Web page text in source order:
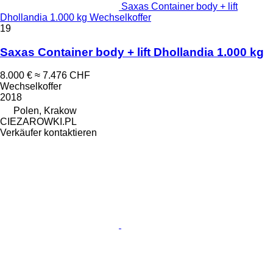
Saxas Container body + lift
Dhollandia 1.000 kg Wechselkoffer
19
Saxas Container body + lift Dhollandia 1.000 kg
8.000 € ≈ 7.476 CHF
Wechselkoffer
2018
Polen, Krakow
CIEZAROWKI.PL
Verkäufer kontaktieren